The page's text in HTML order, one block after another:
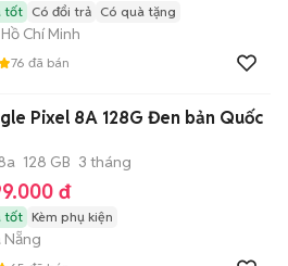
tốt Có đổi trả Có quà tặng
Chí Minh
76 đã bán
Pixel 8A 128G Đen bản Quốc
128 GB 3 tháng
đ
tốt Kèm phụ kiện